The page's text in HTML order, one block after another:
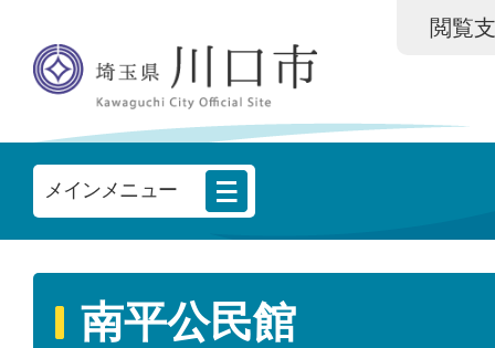
閲覧
メインメニュー
南平公民館